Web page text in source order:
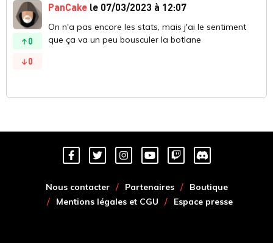
0
0
PanCake le 07/03/2023 à 12:07
On n'a pas encore les stats, mais j'ai le sentiment
que ça va un peu bousculer la botlane
Nous contacter Partenaires
Boutique
Mentions légales et CGU
Espace presse